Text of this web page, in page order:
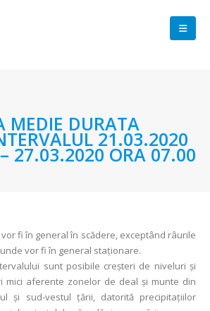
MEDIE DURATA
21.03.2020
27.03.2020 ORA 07.00
fi în general în scădere, exceptând râurile
vor fi în general staționare.
sunt posibile creşteri de niveluri şi
mici aferente zonelor de deal şi munte din
şi sud-vestul țării, datorită precipitaţiilor